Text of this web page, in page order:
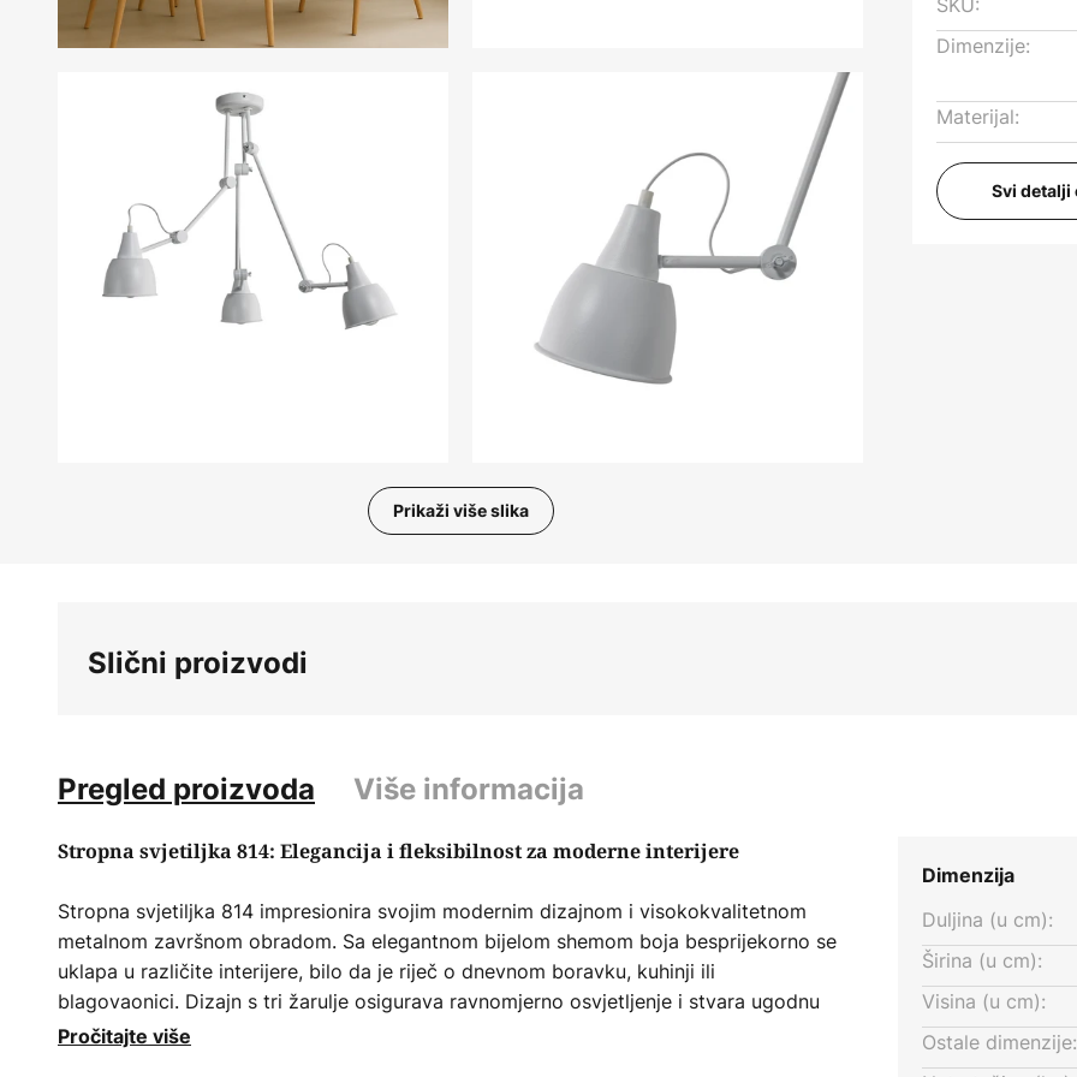
Prikaži više slika
Dimenzije:
Materijal:
Svi detalji
Slični proizvodi
Pregled proizvoda Više informacija
Stropna svjetiljka 814: Elegancija i fleksibilnost za moderne interijere
Stropna svjetiljka 814 impresionira svojim modernim dizajnom i visokokvalitetnom
metalnom završnom obradom. Sa elegantnom bijelom shemom boja besprijekorno se
uklapa u različite interijere, bilo da je riječ o dnevnom boravku, kuhinji ili
blagovaonici. Dizajn s tri žarulje osigurava ravnomjerno osvjetljenje i stvara ugodnu
atmosferu.
Pročitajte više
Dimenzija
Duljina (u cm):
Širina (u cm):
Visina (u cm):
Ostale dimenzije: